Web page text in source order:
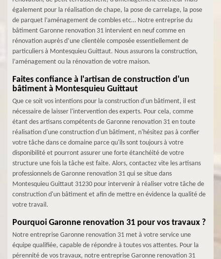
également pour la réalisation de chape, la pose de carrelage, la pose
de parquet l’aménagement de combles etc… Notre entreprise du
bâtiment Garonne renovation 31 intervient en neuf comme en
rénovation auprès d’une clientèle composée essentiellement de
particuliers à Montesquieu Guittaut. Nous assurons la construction,
l’aménagement ou la rénovation de votre maison.
Faites confiance à l'artisan de construction d'un
bâtiment à Montesquieu Guittaut
Que ce soit vos intentions pour la construction d'un bâtiment, il est
nécessaire de laisser l'intervention des experts. Pour cela, comme
étant des artisans compétents de Garonne renovation 31 en toute
réalisation d'une construction d'un bâtiment, n'hésitez pas à confier
votre tâche dans ce domaine parce qu'ils sont toujours à votre
disponibilité et pourront assurer une forte étanchéité de votre
structure une fois la tâche est faite. Alors, contactez vite les artisans
professionnels de Garonne renovation 31 qui se situe dans
Montesquieu Guittaut 31230 pour intervenir à réaliser votre tâche de
construction d'un bâtiment et afin de mettre en évidence la qualité de
votre travail.
Pourquoi Garonne renovation 31 pour vos travaux ?
Notre entreprise Garonne renovation 31 met à votre service une
équipe qualifiée, capable de répondre à toutes vos attentes. Pour la
pérennité de vos travaux, notre entreprise Garonne renovation 31